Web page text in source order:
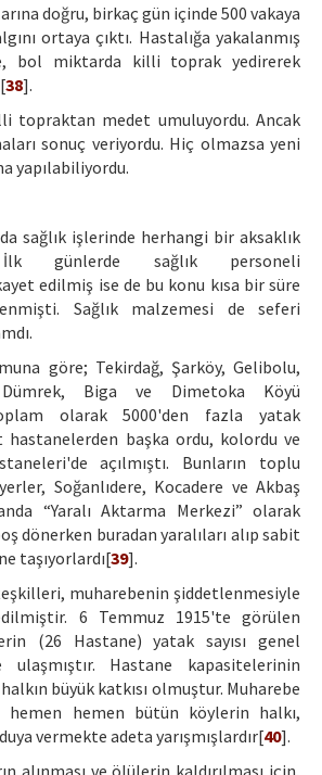
doğru, birkaç gün içinde 500 vakaya
ortaya çıktı. Hastalığa yakalanmış
bol miktarda killi toprak yedirerek
38].
topraktan medet umuluyordu. Ancak
sonuç veriyordu. Hiç olmazsa yeni
yapılabiliyordu.
sağlık işlerinde herhangi bir aksaklık
İlk günlerde sağlık personeli
edilmiş ise de bu konu kısa bir süre
Sağlık malzemesi de seferi
göre; Tekirdağ, Şarköy, Gelibolu,
Biga ve Dimetoka Köyü
olarak 5000'den fazla yatak
hastanelerden başka ordu, kolordu ve
açılmıştı. Bunların toplu
Soğanlıdere, Kocadere ve Akbaş
“Yaralı Aktarma Merkezi” olarak
dönerken buradan yaralıları alıp sabit
taşıyorlardı[39].
muharebenin şiddetlenmesiyle
6 Temmuz 1915'te görülen
(26 Hastane) yatak sayısı genel
ulaşmıştır. Hastane kapasitelerinin
büyük katkısı olmuştur. Muharebe
hemen hemen bütün köylerin halkı,
vermekte adeta yarışmışlardır[40].
alınması ve ölülerin kaldırılması için,